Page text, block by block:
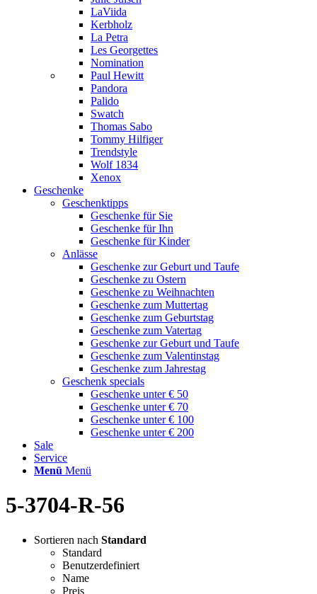
LaViida
Kerbholz
La Petra
Les Georgettes
Nomination
Paul Hewitt
Pandora
Palido
Swatch
Thomas Sabo
Tommy Hilfiger
Trendstyle
Wolf 1834
Xenox
Geschenke
Geschenktipps
Geschenke für Sie
Geschenke für Ihn
Geschenke für Kinder
Anlässe
Geschenke zur Geburt und Taufe
Geschenke zu Ostern
Geschenke zu Weihnachten
Geschenke zum Muttertag
Geschenke zum Geburtstag
Geschenke zum Vatertag
Geschenke zur Geburt und Taufe
Geschenke zum Valentinstag
Geschenke zum Jahrestag
Geschenk specials
Geschenke unter € 50
Geschenke unter € 70
Geschenke unter € 100
Geschenke unter € 200
Sale
Service
Menü Menü
5-3704-R-56
Sortieren nach Standard
Standard
Benutzerdefiniert
Name
Preis